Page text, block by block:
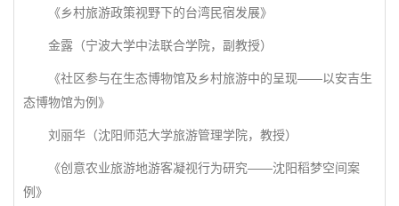
《乡村旅游政策视野下的台湾民宿发展》
金露（宁波大学中法联合学院，副教授）
《社区参与在生态博物馆及乡村旅游中的呈现——以安吉生
态博物馆为例》
刘丽华（沈阳师范大学旅游管理学院，教授）
《创意农业旅游地游客凝视行为研究——沈阳稻梦空间案
例》